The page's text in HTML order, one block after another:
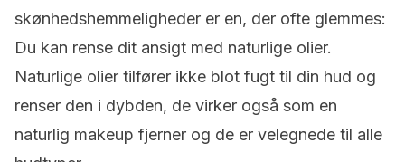
skønhedshemmeligheder er en, der ofte glemmes:
Du kan rense dit ansigt med naturlige olier.
Naturlige olier tilfører ikke blot fugt til din hud og
renser den i dybden, de virker også som en
naturlig makeup fjerner og de er velegnede til alle